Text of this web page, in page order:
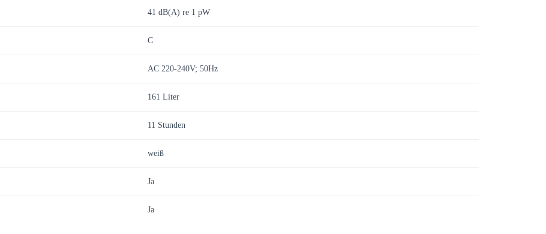
41 dB(A) re 1 pW
C
AC 220-240V; 50Hz
161 Liter
11 Stunden
weiß
Ja
Ja